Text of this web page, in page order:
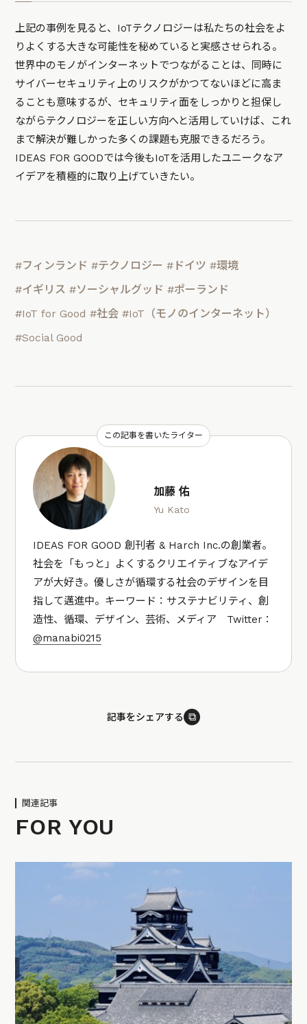
上記の事例を見ると、IoTテクノロジーは私たちの社会をよ
りよくする大きな可能性を秘めていると実感させられる。
世界中のモノがインターネットでつながることは、同時に
サイバーセキュリティ上のリスクがかつてないほどに高ま
ることも意味するが、セキュリティ面をしっかりと担保し
ながらテクノロジーを正しい方向へと活用していけば、これ
まで解決が難しかった多くの課題も克服できるだろう。
IDEAS FOR GOODでは今後もIoTを活用したユニークなア
イデアを積極的に取り上げていきたい。
#フィンランド #テクノロジー #ドイツ #環境
#イギリス #ソーシャルグッド #ポーランド
#IoT for Good #社会 #IoT（モノのインターネット）
#Social Good
この記事を書いたライター
加藤 佑
Yu Kato
IDEAS FOR GOOD 創刊者 & Harch Inc.の創業者。
社会を「もっと」よくするクリエイティブなアイデ
アが大好き。優しさが循環する社会のデザインを目
指して邁進中。キーワード：サステナビリティ、創
造性、循環、デザイン、芸術、メディア Twitter：
@manabi0215
記事をシェアする ⧉
関連記事
FOR YOU